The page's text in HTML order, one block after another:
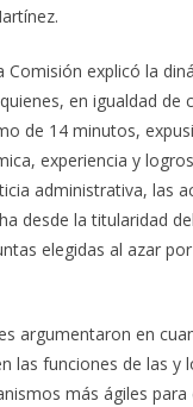
Comisión explicó la
en igualdad de
de 14 minutos,
experiencia y
administrativa, las
desde la titularidad
elegidas al azar
argumentaron en
las funciones de las y
más ágiles para